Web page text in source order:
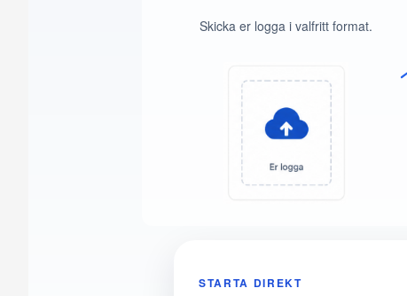
Skicka er logga i valfritt format.
STARTA DIREKT